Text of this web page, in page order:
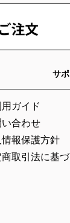
サ
用ガイド
い合わせ
報保護方針
取引法に基